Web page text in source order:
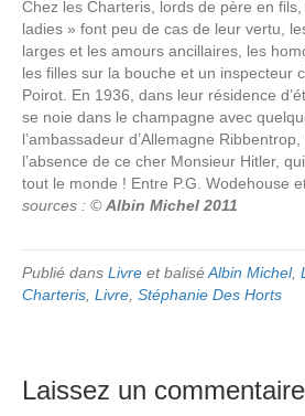
Chez les Charteris, lords de père en
ladies » font peu de cas de leur vertu,
larges et les amours ancillaires, les
les filles sur la bouche et un inspecteur
Poirot. En 1936, dans leur résidence
se noie dans le champagne avec
l’ambassadeur d’Allemagne
l’absence de ce cher Monsieur Hitler,
tout le monde ! Entre P.G. Wodehouse
sources : ©Albin Michel 2011
Publié dans Livre et baliséAlbin Michel,
Charteris Livre Stéphanie Des Horts
Laissez un commentaire